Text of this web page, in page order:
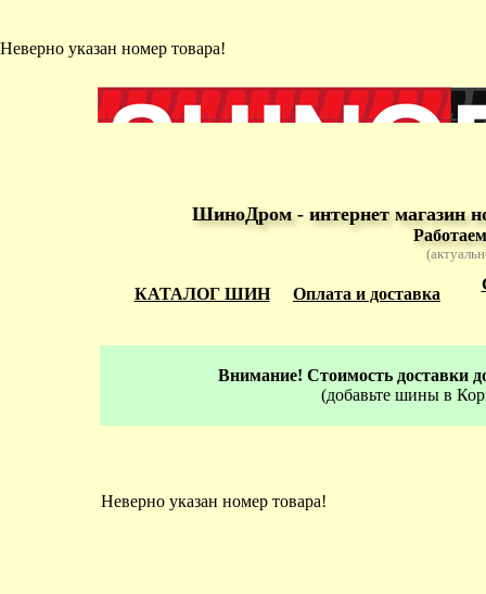
Неверно указан номер товара!
ШиноДром - интернет магазин
КАТАЛОГ ШИН Оплата и доставка
Внимание! Стоимость доставки
(добавьте шины в
Неверно указан номер товара!